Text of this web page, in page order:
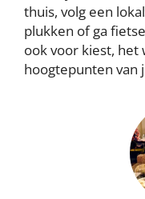
thuis, volg een
plukken of ga
ook voor kiest, het
hoogtepunten van